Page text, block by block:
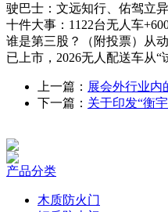
驶巴士：文远知行、佑驾立
十件大事：1122台无人车
谁是第三股？（附投票）从
已上市，2026无人配送车从“
上一篇： 展会外行业内
下一篇： 关于印发“衡
产品分类
木质防火门